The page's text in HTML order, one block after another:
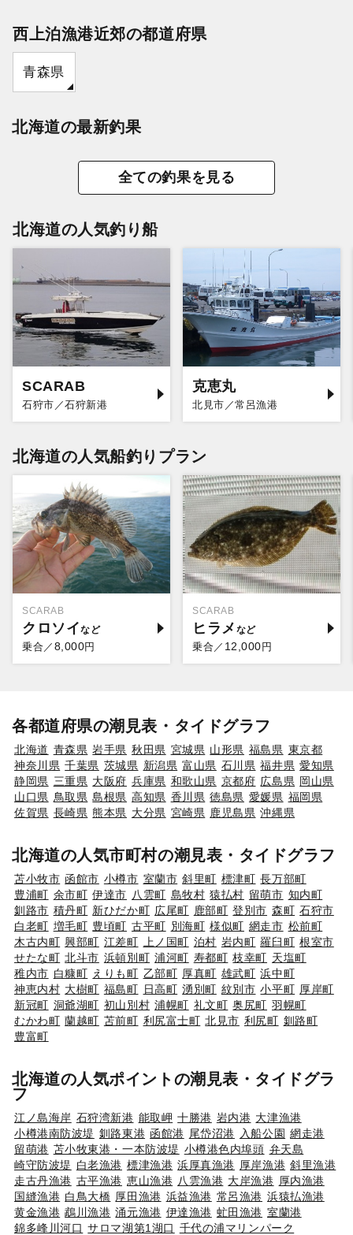
西上泊漁港近郊の都道府県
青森県
北海道の最新釣果
全ての釣果を見る
北海道の人気釣り船
SCARAB
石狩市／石狩新港
克恵丸
北見市／常呂漁港
北海道の人気船釣りプラン
SCARAB
クロソイ
乗合／ 8,000円
SCARAB
ヒラメ
乗合／ 12,000円
各都道府県の潮見表・タイドグラフ
北海道 青森県 岩手県 秋田県 宮城県 山形県 福島県 東京都
神奈川県 千葉県 茨城県 新潟県 富山県 石川県 福井県 愛知県
静岡県 三重県 大阪府 兵庫県 和歌山県 京都府 広島県 岡山県
山口県 鳥取県 島根県 高知県 香川県 徳島県 愛媛県 福岡県
佐賀県 長崎県 熊本県 大分県 宮崎県 鹿児島県 沖縄県
北海道の人気市町村の潮見表・タイドグラフ
苫小牧市 函館市 小樽市 室蘭市 斜里町 標津町 長万部町
豊浦町 余市町 伊達市 八雲町 島牧村 猿払村 留萌市 知内町
釧路市 積丹町 新ひだか町 広尾町 鹿部町 登別市 森町 石狩市
白老町 増毛町 豊頃町 古平町 別海町 様似町 網走市 松前町
木古内町 興部町 江差町 上ノ国町 泊村 岩内町 羅臼町 根室市
せたな町 北斗市 浜頓別町 浦河町 寿都町 枝幸町 天塩町
稚内市 白糠町 えりも町 乙部町 厚真町 雄武町 浜中町
神恵内村 大樹町 福島町 日高町 湧別町 紋別市 小平町 厚岸町
新冠町 洞爺湖町 初山別村 浦幌町 礼文町 奥尻町 羽幌町
むかわ町 蘭越町 苫前町 利尻富士町 北見市 利尻町 釧路町
豊富町
北海道の人気ポイントの潮見表・タイドグラ
フ
江ノ島海岸 石狩湾新港 能取岬 十勝港 岩内港 大津漁港
小樽港南防波堤 釧路東港 函館港 尾岱沼港 入船公園 網走港
留萌港 苫小牧東港・一本防波堤 小樽港色内埠頭 弁天島
崎守防波堤 白老漁港 標津漁港 浜厚真漁港 厚岸漁港 斜里漁港
走古丹漁港 古平漁港 恵山漁港 八雲漁港 大岸漁港 厚内漁港
国縫漁港 白鳥大橋 厚田漁港 浜益漁港 常呂漁港 浜猿払漁港
黄金漁港 鵡川漁港 涌元漁港 伊達漁港 虻田漁港 室蘭港
錦多峰川河口 サロマ湖第1湖口 千代の浦マリンパーク